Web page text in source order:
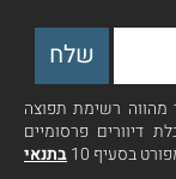
רשימת תפוצה
דיוורים פרסומיים
בסעיף 10
בתנאי